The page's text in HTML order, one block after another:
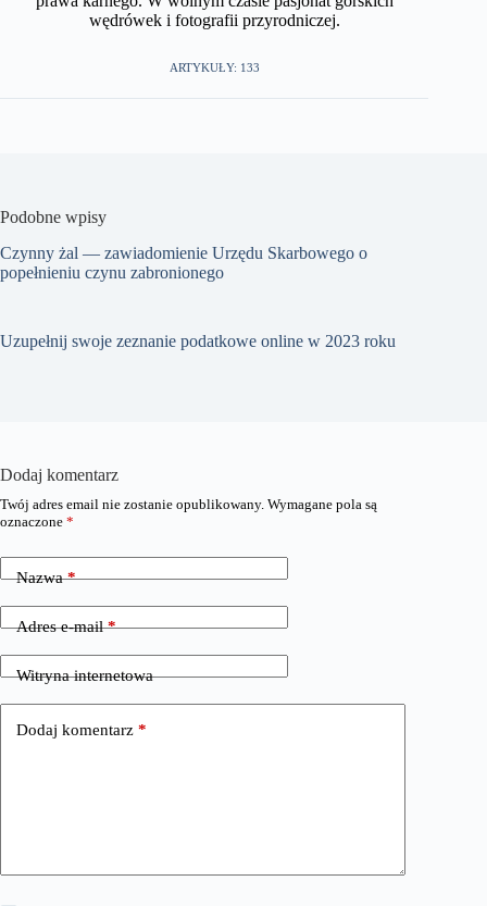
wędrówek i fotografii przyrodniczej.​
ARTYKUŁY: 133
Podobne wpisy
Czynny żal — zawiadomienie Urzędu Skarbowego o
popełnieniu czynu zabronionego
Uzupełnij swoje zeznanie podatkowe online w 2023 roku
Dodaj komentarz
Twój adres email nie zostanie opublikowany. Wymagane pola są
oznaczone *
Nazwa*
Adres e-mail*
Witryna internetowa
Dodaj komentarz *